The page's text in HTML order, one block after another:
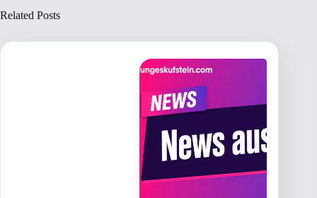
Related Posts